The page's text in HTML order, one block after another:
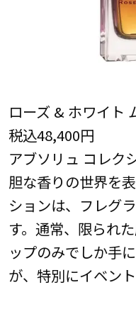
ローズ & ホワイト
税込48,400円
アブソリュ コレク
胆な香りの世界を
ションは、フレグ
す。通常、限られ
ップのみでしか手
が、特別にイベン